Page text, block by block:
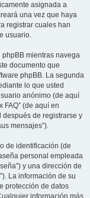
asignada a
una vez que haya
registrar cuales han
usuario.
mientras navega
documento que
phpBB. La segunda
lo que usted
anónimo (de aquí
FAQ” (de aquí en
después de registrarse y
mensajes”).
de identificación (de
personal empleada
y una dirección de
La información de su
protección de datos
información más